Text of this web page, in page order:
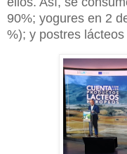
90%; yogures en 2
%); y postres